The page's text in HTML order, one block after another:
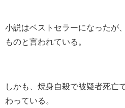
小説はベストセラーになったが
ものと言われている。
しかも、焼身自殺で被疑者死亡
わっている。